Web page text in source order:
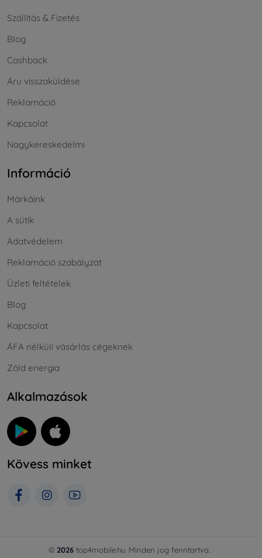
Szállítás & Fizetés
Blog
Cashback
Áru visszaküldése
Reklamáció
Kapcsolat
Nagykereskedelmi
Információ
Márkáink
A sütik
Adatvédelem
Reklamáció szabályzat
Üzleti feltételek
Blog
Kapcsolat
ÁFA nélküli vásárlás cégeknek
Zöld energia
Alkalmazások
Kövess minket
© 2026 top4mobile.hu. Minden jog fenntartva.